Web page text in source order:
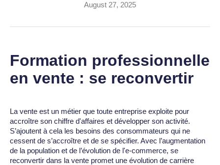
August 27, 2025
Formation professionnelle
en vente : se reconvertir
La vente est un métier que toute entreprise exploite pour
accroître son chiffre d'affaires et développer son activité.
S’ajoutent à cela les besoins des consommateurs qui ne
cessent de s’accroître et de se spécifier. Avec l’augmentation
de la population et de l’évolution de l'e-commerce, se
reconvertir dans la vente promet une évolution de carrière